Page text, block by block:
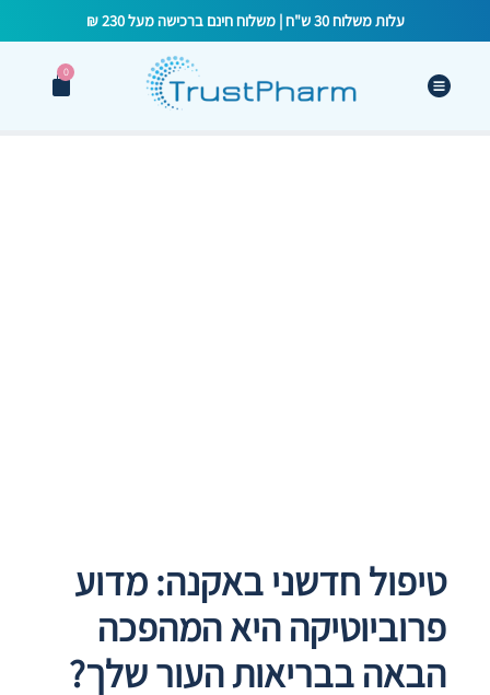
עלות משלוח 30 ש"ח | משלוח חינם ברכישה מעל 230 ₪
0
טיפול חדשני באקנה: מדוע
פרוביוטיקה היא המהפכה
הבאה בבריאות העור שלך?